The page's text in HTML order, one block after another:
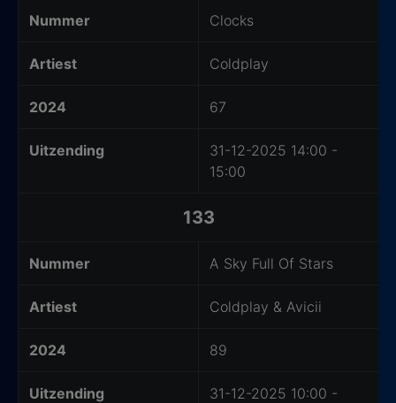
Nummer Clocks
Artiest Coldplay
2024 67
Uitzending
31-12-2025 14:00 -
15:00
133
Nummer A Sky Full Of Stars
Artiest Coldplay & Avicii
2024 89
Uitzending 31-12-2025 10:00 -